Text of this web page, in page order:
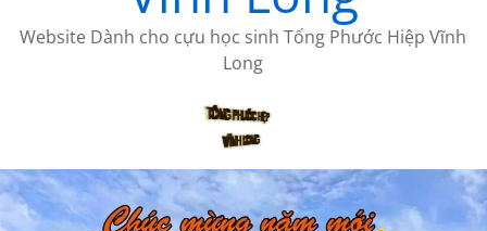
Website Dành cho cựu học sinh Tống Phước Hiệp Vĩnh
Long